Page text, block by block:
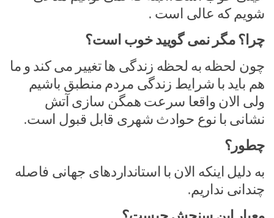
شویم که عالی است .
چرا؟ مگر نمی گویید خوب است؟
چون لحظه به لحظه زندگی ها تغییر می کند و ما
هم باید با شرایط زندگی مردم منطبق باشیم
ولی الان واقعا سرعت همگن سازی آتش
نشانی با نوع حوادث شهری قابل قبول است.
چطور؟
به دلیل اینکه الان با استانداردهای جهانی فاصله
چندانی نداریم.